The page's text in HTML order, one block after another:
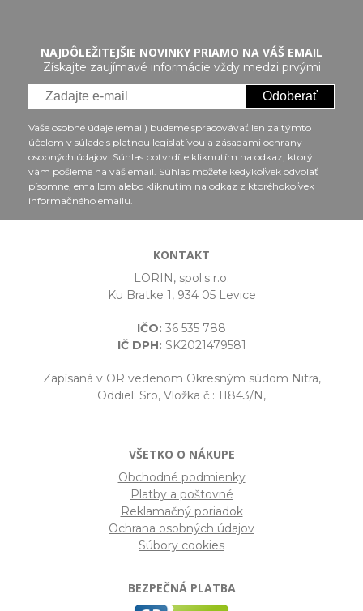
NAJDÔLEŽITEJŠIE NOVINKY PRIAMO NA VÁŠ EMAIL
Získajte zaujímavé informácie vždy medzi prvými
Odoberať
Vaše osobné údaje (email) budeme spracovávať len za týmto
účelom v súlade s platnou legislatívou a zásadami ochrany
osobných údajov. Súhlas potvrdíte kliknutím na odkaz, ktorý
vám pošleme na váš email. Súhlas môžete kedykoľvek odvolať
písomne, emailom alebo kliknutím na odkaz z ktoréhokoľvek
informačného emailu.
KONTAKT
LORIN, spol.s r.o.
Ku Bratke 1, 934 05 Levice
IČO: 36 535 788
IČ DPH:SK2021479581
Zapísaná v OR vedenom Okresným súdom Nitra,
Oddiel: Sro, Vložka č.: 11843/N,
VŠETKO O NÁKUPE
Obchodné podmienky
Platby a poštovné
Reklamačný poriadok
Ochrana osobných údajov
Súbory cookies
BEZPEČNÁ PLATBA